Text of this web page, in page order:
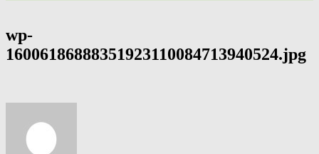
wp-
16006186888351923110084713940524.jpg